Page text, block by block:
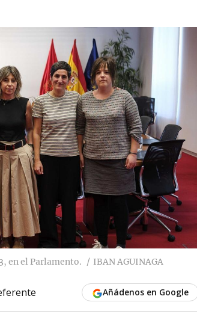
en el Parlamento. IBAN AGUINAGA
Añádenos en Google